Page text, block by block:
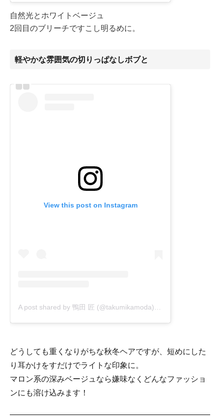
自然光とホワイトベージュ
2回目のブリーチですこし明るめに。
軽やかな雰囲気の切りっぱなしボブと
View this post on Instagram
A post shared by 鴨田 匠 (@takumikamoda)
on
どうしても重くなりがちな秋冬ヘアですが、短めにした
り耳かけをすだけでライトな印象に。
マロン系の深みベージュなら嫌味なくどんなファッショ
ンにも溶け込みます！